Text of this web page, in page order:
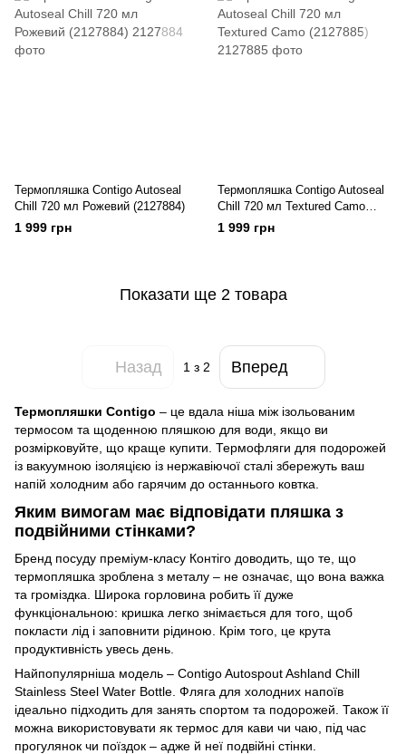
Термопляшка Contigo Autoseal
Chill 720 мл Рожевий (2127884)
1 999 грн
Термопляшка Contigo Autoseal
Chill 720 мл Textured Camo
(2127885)
1 999 грн
Показати ще 2 товара
Назад 1 з 2 Вперед
Термопляшки Contigo – це вдала ніша між ізольованим
термосом та щоденною пляшкою для води, якщо ви
розмірковуйте, що краще купити. Термофляги для подорожей
із вакуумною ізоляцією із нержавіючої сталі збережуть ваш
напій холодним або гарячим до останнього ковтка.
Яким вимогам має відповідати пляшка з
подвійними стінками?
Бренд посуду преміум-класу Контіго доводить, що те, що
термопляшка зроблена з металу – не означає, що вона важка
та громіздка. Широка горловина робить її дуже
функціональною: кришка легко знімається для того, щоб
покласти лід і заповнити рідиною. Крім того, це крута
продуктивність увесь день.
Найпопулярніша модель – Contigo Autospout Ashland Chill
Stainless Steel Water Bottle. Фляга для холодних напоїв
ідеально підходить для занять спортом та подорожей. Також її
можна використовувати як термос для кави чи чаю, під час
прогулянок чи поїздок – адже й неї подвійні стінки.